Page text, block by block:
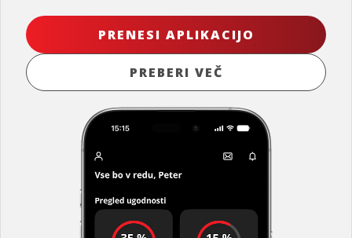
PRENESI APLIKACIJO
PREBERI VEČ